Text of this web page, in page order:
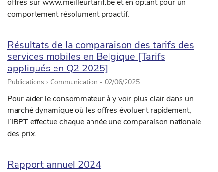
offres sur www.meilleurtarif.be et en optant pour un
comportement résolument proactif.
Résultats de la comparaison des tarifs des
services mobiles en Belgique [Tarifs
appliqués en Q2 2025]
Publications › Communication - 02/06/2025
Pour aider le consommateur à y voir plus clair dans un
marché dynamique où les offres évoluent rapidement,
l’IBPT effectue chaque année une comparaison nationale
des prix.
Rapport annuel 2024